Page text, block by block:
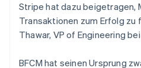
Stripe hat dazu beigetragen,
Transaktionen zum Erfolg zu
Thawar, VP of Engineering bei
BFCM hat seinen Ursprung